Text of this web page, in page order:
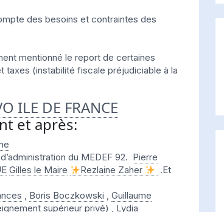
des besoins et contraintes des
mentionné le report de certaines
taxes (instabilité fiscale préjudiciable à la
ILE DE FRANCE
et après:
du MEDEF 92. Pierre
Gilles le Maire Rezlaine Zaher
.Et
, Boris Boczkowski , Guillaume
supérieur privé) , Lydia